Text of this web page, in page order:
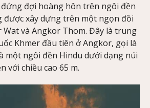
đợi hoàng hôn trên ngôi đền
được xây dựng trên một ngọn đồi
Wat và Angkor Thom. Đây là trung
Khmer đầu tiên ở Angkor, gọi là
một ngôi đền Hindu dưới dạng núi
với chiều cao 65 m.